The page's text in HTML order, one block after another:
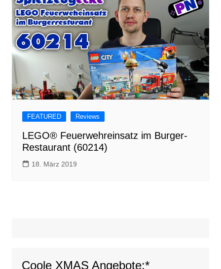
FEATURED Reviews
LEGO® Feuerwehreinsatz im Burger-
Restaurant (60214)
18. März 2019
Coole XMAS Angebote:*